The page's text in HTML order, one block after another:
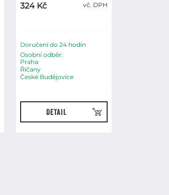
324 Kč vč. DPH
Doručení do 24 hodin
Osobní odběr:
Praha
Říčany
České Budějovice
DETAIL